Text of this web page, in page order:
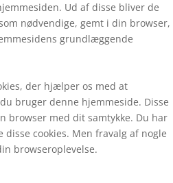
Ud af disse bliver de
nødvendige, gemt i din browser,
grundlæggende
der hjælper os med at
bruger denne hjemmeside. Disse
browser med dit samtykke. Du har
cookies. Men fravalg af nogle
browseroplevelse.